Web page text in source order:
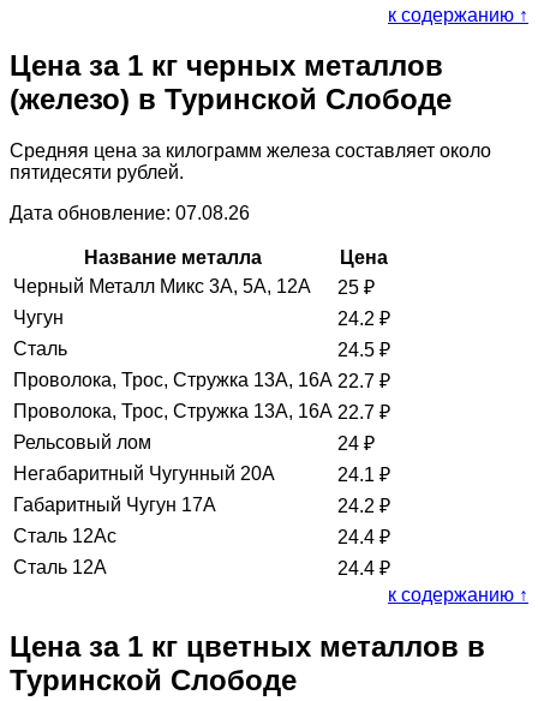
к содержанию ↑
Цена за 1 кг черных металлов
(железо) в Туринской Слободе
Средняя цена за килограмм железа составляет около
пятидесяти рублей.
Дата обновление: 07.08.26
Название металла
Цена
Черный Металл Микс 3А, 5А, 12А
25 ₽
Чугун
24.2 ₽
Сталь
24.5 ₽
Проволока, Трос, Стружка 13А, 16А 22.7 ₽
Проволока, Трос, Стружка 13А, 16А 22.7 ₽
Рельсовый лом
24 ₽
Негабаритный Чугунный 20А
24.1 ₽
Габаритный Чугун 17А
24.2 ₽
Сталь 12Ас
24.4 ₽
Сталь 12А
24.4 ₽
к содержанию ↑
Цена за 1 кг цветных металлов в
Туринской Слободе